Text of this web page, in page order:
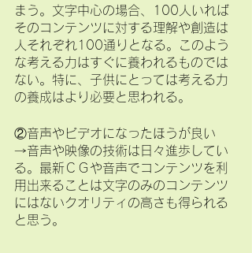
まう。文字中心の場合、100人いれば
そのコンテンツに対する理解や創造は
人それぞれ100通りとなる。このよう
な考える力はすぐに養われるものでは
ない。特に、子供にとっては考える力
の養成はより必要と思われる。
②音声やビデオになったほうが良い
→音声や映像の技術は日々進歩してい
る。最新ＣＧや音声でコンテンツを利
用出来ることは文字のみのコンテンツ
にはないクオリティの高さも得られる
と思う。